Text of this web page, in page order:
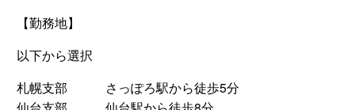
【勤務地】
以下から選択
札幌支部 さっぽろ駅から徒歩5分